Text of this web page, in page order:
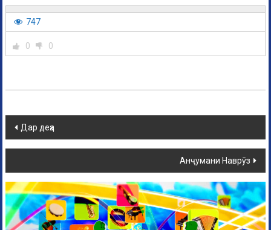
747
0 0
Дар деҳа
Анҷумани Наврӯз